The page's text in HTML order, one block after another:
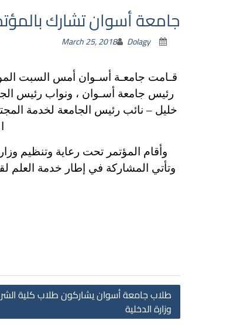
جامعة أسوان تشارك
March 25, 2018 Dolagy
رئيس جامعة أسـوان ، ونواب رئيس
خليل – نائب رئيس الجامعة لخدمة
وأقام المؤتمر تحت رعاية وتنظيم
وتأتي المشاركة في إطار خدمة العلم
طلاب جامعة أسوان يشاركون طلاب كلية
وزارة الدخلية